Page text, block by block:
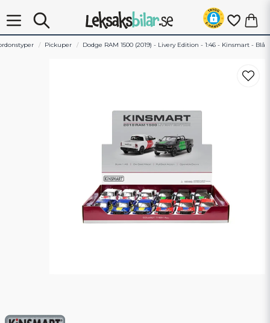
Pickuper Dodge RAM 1500 (2019) - Livery Edition - 1:46 - Kinsmart - Blå